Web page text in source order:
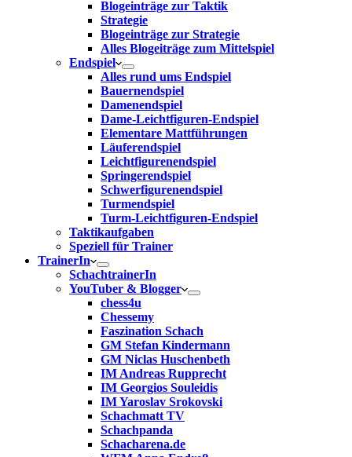
Blogeinträge zur Taktik
Strategie
Blogeinträge zur Strategie
Alles Blogeiträge zum Mittelspiel
Endspiel
Alles rund ums Endspiel
Bauernendspiel
Damenendspiel
Dame-Leichtfiguren-Endspiel
Elementare Mattführungen
Läuferendspiel
Leichtfigurenendspiel
Springerendspiel
Schwerfigurenendspiel
Turmendspiel
Turm-Leichtfiguren-Endspiel
Taktikaufgaben
Speziell für Trainer
TrainerIn
SchachtrainerIn
YouTuber & Blogger
chess4u
Chessemy
Faszination Schach
GM Stefan Kindermann
GM Niclas Huschenbeth
IM Andreas Rupprecht
IM Georgios Souleidis
IM Yaroslav Srokovski
Schachmatt TV
Schachpanda
Schacharena.de